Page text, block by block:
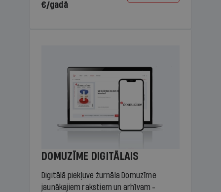
€/gadā
DOMUZĪME DIGITĀLAIS
Digitālā piekļuve žurnāla Domuzīme
jaunākajiem rakstiem un arhīvam -